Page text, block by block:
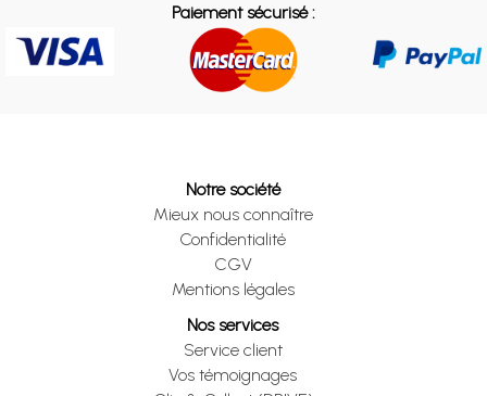
Paiement sécurisé :
Notre société
Mieux nous connaître
Confidentialité
CGV
Mentions légales
Nos services
Service client
Vos témoignages